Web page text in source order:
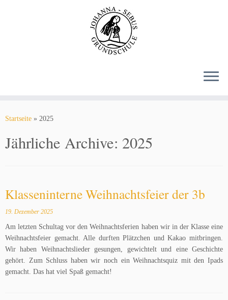
Startseite » 2025
Jährliche Archive: 2025
Klasseninterne Weihnachtsfeier der 3b
19. Dezember 2025
Am letzten Schultag vor den Weihnachtsferien haben wir in der Klasse eine
Weihnachtsfeier gemacht. Alle durften Plätzchen und Kakao mitbringen.
Wir haben Weihnachtslieder gesungen, gewichtelt und eine Geschichte
gehört. Zum Schluss haben wir noch ein Weihnachtsquiz mit den Ipads
gemacht. Das hat viel Spaß gemacht!